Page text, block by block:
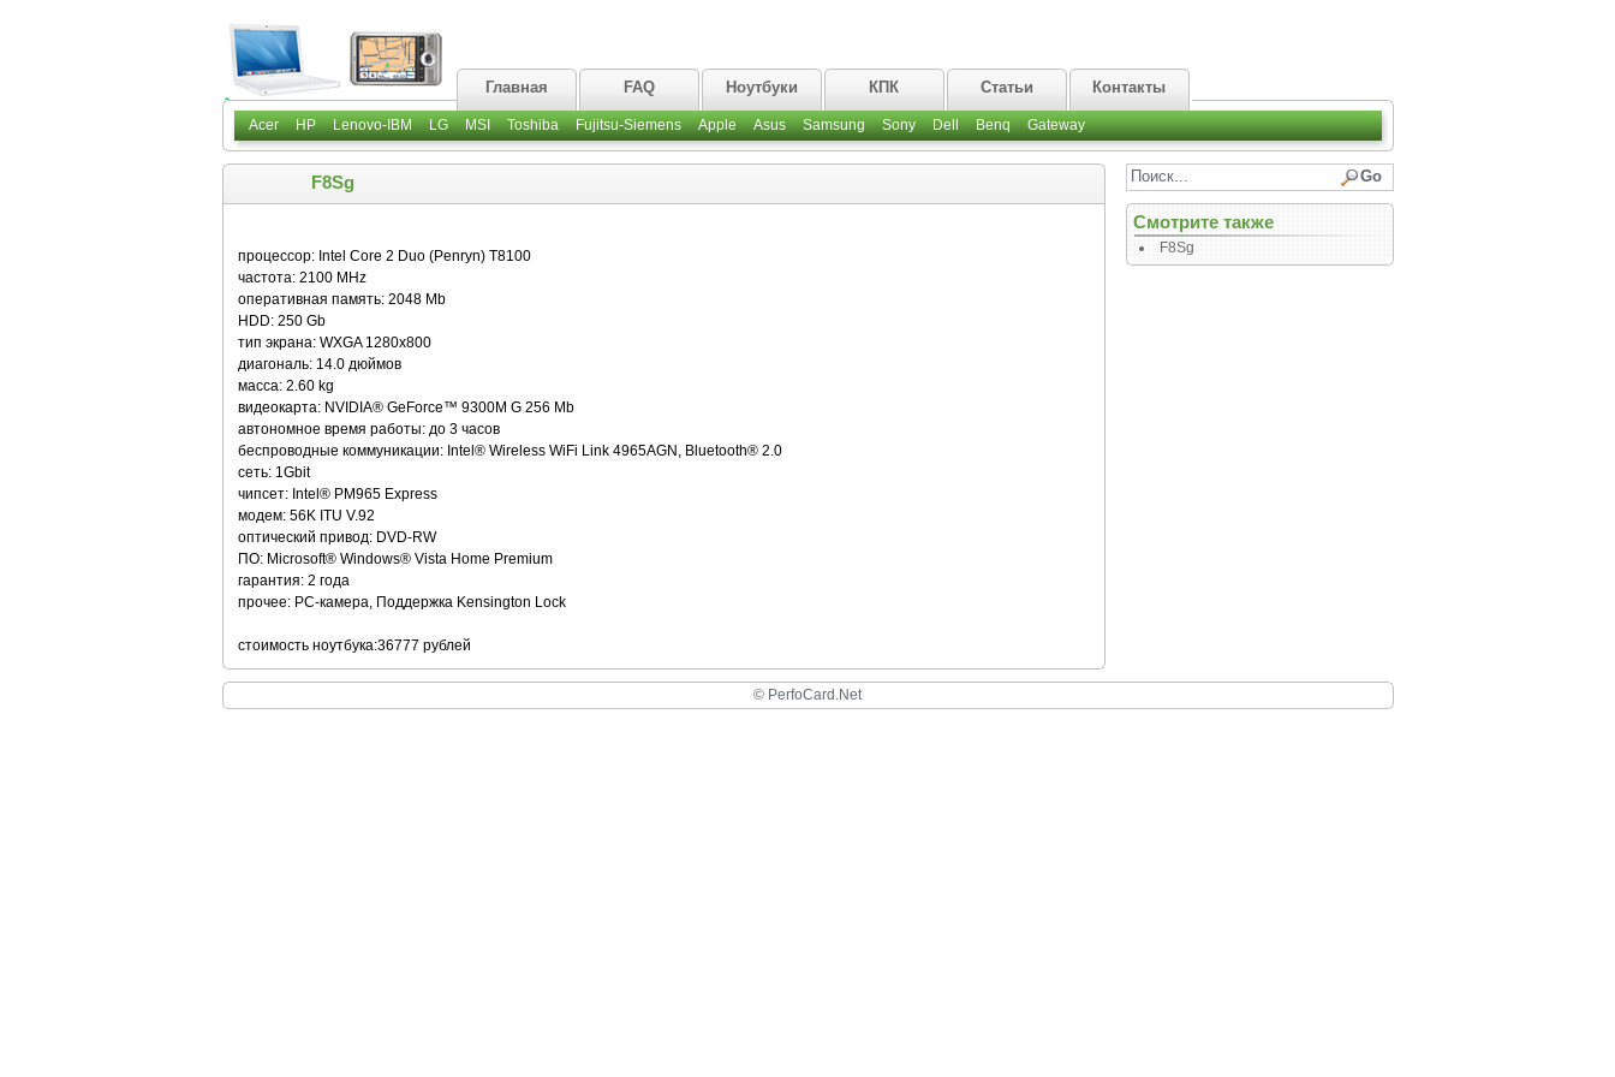
Главная FAQ Ноутбуки КПК Статьи Контакты
Acer HP Lenovo-IBM LG MSI Toshiba Fujitsu-Siemens Apple Asus Samsung Sony Dell Benq Gateway
F8Sg
процессор: Intel Core 2 Duo (Penryn) T8100
частота: 2100 MHz
оперативная память: 2048 Mb
HDD: 250 Gb
тип экрана: WXGA 1280х800
диагональ: 14.0 дюймов
масса: 2.60 kg
видеокарта: NVIDIA® GeForce™ 9300M G 256 Mb
автономное время работы: до 3 часов
беспроводные коммуникации: Intel® Wireless WiFi Link 4965AGN, Bluetooth® 2.0
сеть: 1Gbit
чипсет: Intel® PM965 Express
модем: 56K ITU V.92
оптический привод: DVD-RW
ПО: Microsoft® Windows® Vista Home Premium
гарантия: 2 года
прочее: PC-камера, Поддержка Kensington Lock
стоимость ноутбука:36777 рублей
Смотрите также
F8Sg
© PerfoCard.Net